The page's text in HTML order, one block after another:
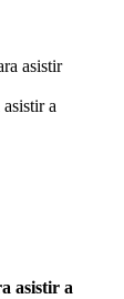
a
asistir a